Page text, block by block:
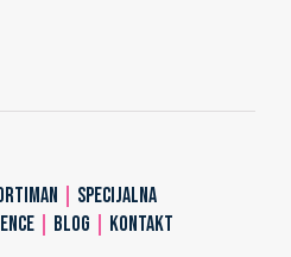
SPECIJALNA
BLOG KONTAKT